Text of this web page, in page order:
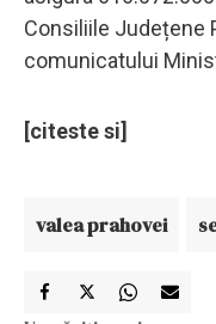
Consiliile Județene
comunicatului
[citeste si]
valea prahovei